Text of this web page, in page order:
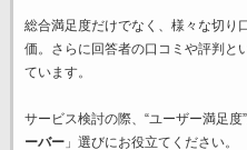
総合満足度だけでなく、様々な切り
価。さらに回答者の口コミや評判と
ています。
サービス検討の際、“ユーザー満足度
ーバー」選びにお役立てください。